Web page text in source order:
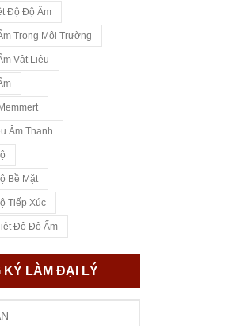
Độ Độ Ẩm
Trong Môi Trường
Vật Liệu
Âm Thanh
Bề Mặt
Tiếp Xúc
Độ Độ Ẩm
KÝ LÀM ĐẠI LÝ